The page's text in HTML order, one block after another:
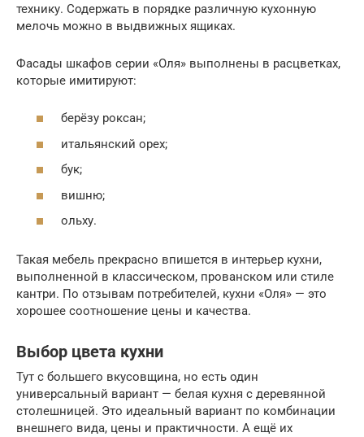
технику. Содержать в порядке различную кухонную
мелочь можно в выдвижных ящиках.
Фасады шкафов серии «Оля» выполнены в расцветках,
которые имитируют:
берёзу роксан;
итальянский орех;
бук;
вишню;
ольху.
Такая мебель прекрасно впишется в интерьер кухни,
выполненной в классическом, прованском или стиле
кантри. По отзывам потребителей, кухни «Оля» — это
хорошее соотношение цены и качества.
Выбор цвета кухни
Тут с большего вкусовщина, но есть один
универсальный вариант — белая кухня с деревянной
столешницей. Это идеальный вариант по комбинации
внешнего вида, цены и практичности. А ещё их